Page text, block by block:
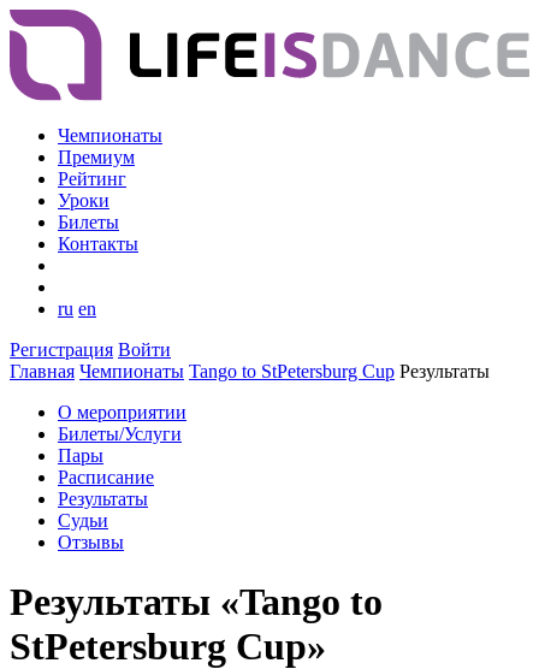
Чемпионаты
Премиум
Рейтинг
Уроки
Билеты
Контакты
ru en
Регистрация Войти
Главная Чемпионаты Tango to StPetersburg Cup Результаты
О мероприятии
Билеты/Услуги
Пары
Расписание
Результаты
Судьи
Отзывы
Результаты «Tango to
StPetersburg Cup»